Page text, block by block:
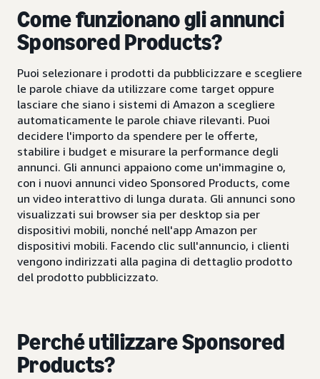
Come funzionano gli annunci
Sponsored Products?
Puoi selezionare i prodotti da pubblicizzare e scegliere
le parole chiave da utilizzare come target oppure
lasciare che siano i sistemi di Amazon a scegliere
automaticamente le parole chiave rilevanti. Puoi
decidere l'importo da spendere per le offerte,
stabilire i budget e misurare la performance degli
annunci. Gli annunci appaiono come un'immagine o,
con i nuovi annunci video Sponsored Products, come
un video interattivo di lunga durata. Gli annunci sono
visualizzati sui browser sia per desktop sia per
dispositivi mobili, nonché nell'app Amazon per
dispositivi mobili. Facendo clic sull'annuncio, i clienti
vengono indirizzati alla pagina di dettaglio prodotto
del prodotto pubblicizzato.
Perché utilizzare Sponsored
Products?